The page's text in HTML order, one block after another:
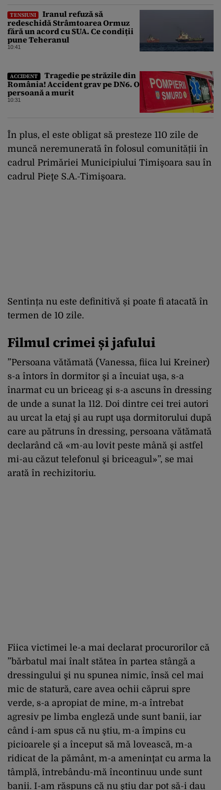
TENSIUNI
Iranul refuză să
redeschidă Strâmtoarea Ormuz
fără un acord cu SUA. Ce condiții
pune Teheranul
10:41
ACCIDENT
Tragedie pe străzile din
România! Accident grav pe DN6. O
persoană a murit
10:31
În plus, el este obligat să presteze 110 zile de
muncă neremunerată în folosul comunității în
cadrul Primăriei Municipiului Timişoara sau în
cadrul Pieţe S.A.-Timişoara.
Sentința nu este definitivă și poate fi atacată în
termen de 10 zile.
Filmul crimei și jafului
”Persoana vătămată (Vanessa, fiica lui Kreiner)
s-a întors în dormitor şi a încuiat uşa, s-a
înarmat cu un briceag şi s-a ascuns în dressing
de unde a sunat la 112. Doi dintre cei trei autori
au urcat la etaj şi au rupt uşa dormitorului după
care au pătruns în dressing, persoana vătămată
declarând că «m-au lovit peste mână şi astfel
mi-au căzut telefonul şi briceagul»”, se mai
arată în rechizitoriu.
Fiica victimei le-a mai declarat procurorilor că
”bărbatul mai înalt stătea în partea stângă a
dressingului şi nu spunea nimic, însă cel mai
mic de statură, care avea ochii căprui spre
verde, s-a apropiat de mine, m-a întrebat
agresiv pe limba engleză unde sunt banii, iar
când i-am spus că nu ştiu, m-a împins cu
picioarele şi a început să mă lovească, m-a
ridicat de la pământ, m-a ameninţat cu arma la
tâmplă, întrebându-mă încontinuu unde sunt
banii. I-am răspuns că nu ştiu dar pot să-i dau